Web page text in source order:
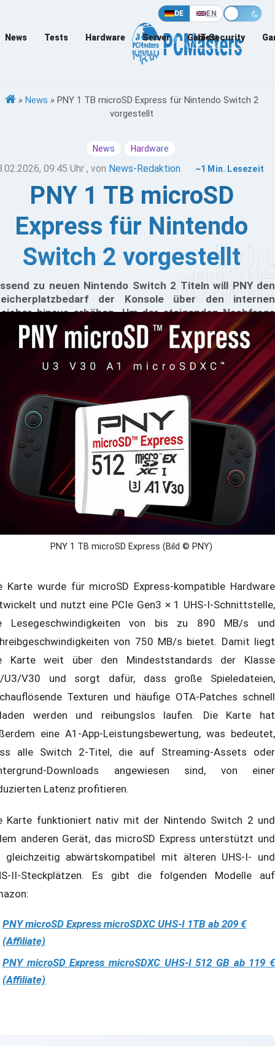
DE EN
News Tests Hardware Server Games
IT-Security
» News » PNY 1 TB microSD Express für Nintendo Switch 2
vorgestellt
News Hardware
09:45 Uhr , von News-Redaktion ~1 Min. Lesezeit
PNY 1 TB microSD
Express für Nintendo
Switch 2 vorgestellt
zu neuen Nintendo Switch 2 Titeln will PNY den
der Konsole über den internen
hinaus erhöhen. Um der steigenden Nachfrage
größerem und schnellerem externem Speicher
zu werden, hat PNY eine 1 TB microSD Express-
eingeführt.
PNY 1 TB microSD Express (Bild © PNY)
Karte wurde für microSD Express-kompatible Hardware
und nutzt eine PCIe Gen3 × 1 UHS-I-Schnittstelle,
Lesegeschwindigkeiten von bis zu 890 MB/s und
von 750 MB/s bietet. Damit liegt
Karte weit über den Mindeststandards der Klasse
U3/V30 und sorgt dafür, dass große Spieledateien,
Texturen und häufige OTA-Patches schnell
werden und reibungslos laufen. Die Karte hat
eine A1-App-Leistungsbewertung, was bedeutet,
alle Switch 2-Titel, die auf Streaming-Assets oder
Downloads angewiesen sind, von einer
Latenz profitieren.
Karte funktioniert nativ mit der Nintendo Switch 2 und
anderen Gerät, das microSD Express unterstützt und
gleichzeitig abwärtskompatibel mit älteren UHS-I- und
II-Steckplätzen. Es gibt die folgenden Modelle auf
PNY microSD Express microSDXC UHS-I 1TB ab 209 €
(Affiliate)
PNY microSD Express microSDXC UHS-I 512 GB ab 119 €
(Affiliate)